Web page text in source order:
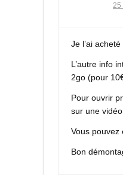
25
Je l’ai
L’autre info
2go (pour
Pour ouvrir
sur une
Vous pouvez
Bon